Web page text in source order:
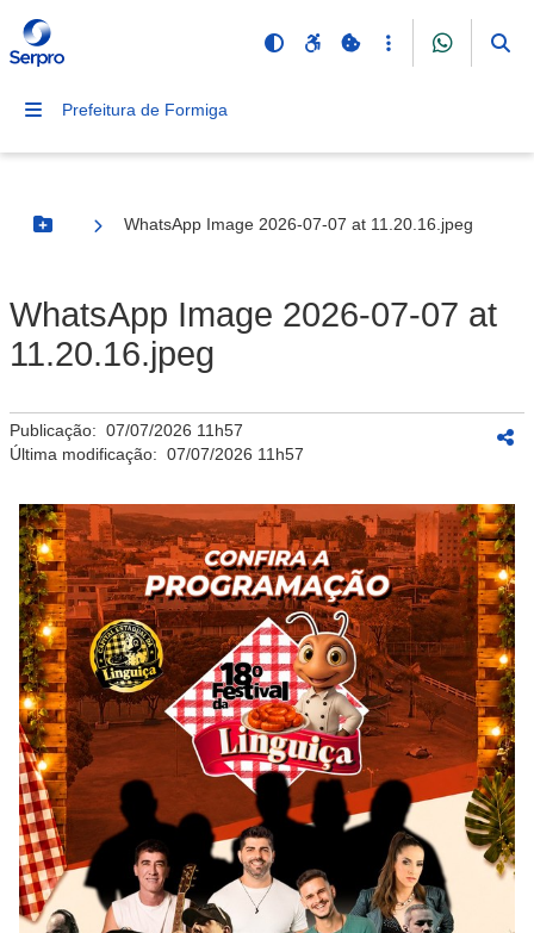
Prefeitura de Formiga
Botão Menu
WhatsApp Image 2026-07-07 at 11.20.16.jpeg
WhatsApp Image 2026-07-07 at
11.20.16.jpeg
Publicação: 07/07/2026 11h57
Última modificação: 07/07/2026 11h57